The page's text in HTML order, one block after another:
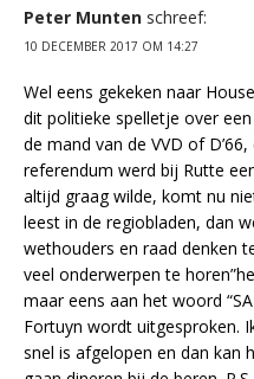
Peter Munten schreef:
10 DECEMBER 2017 OM 14:27
Wel eens gekeken naar
dit politieke spelletje over
de mand van de VVD of
referendum werd bij Rutte
altijd graag wilde, komt nu
leest in de regiobladen, dan
wethouders en raad denken
veel onderwerpen te
maar eens aan het woord
Fortuyn wordt uitgesproken.
snel is afgelopen en dan kan